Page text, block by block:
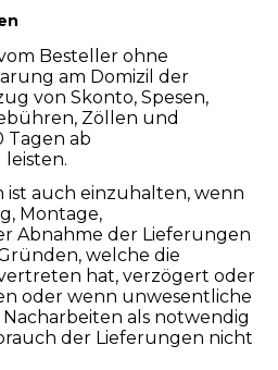
Besteller ohne
am Domizil der
von Skonto, Spesen,
Zöllen und
Tagen ab
auch einzuhalten, wenn
Montage,
Abnahme der Lieferungen
welche die
hat, verzögert oder
oder wenn unwesentliche
als notwendig
der Lieferungen nicht